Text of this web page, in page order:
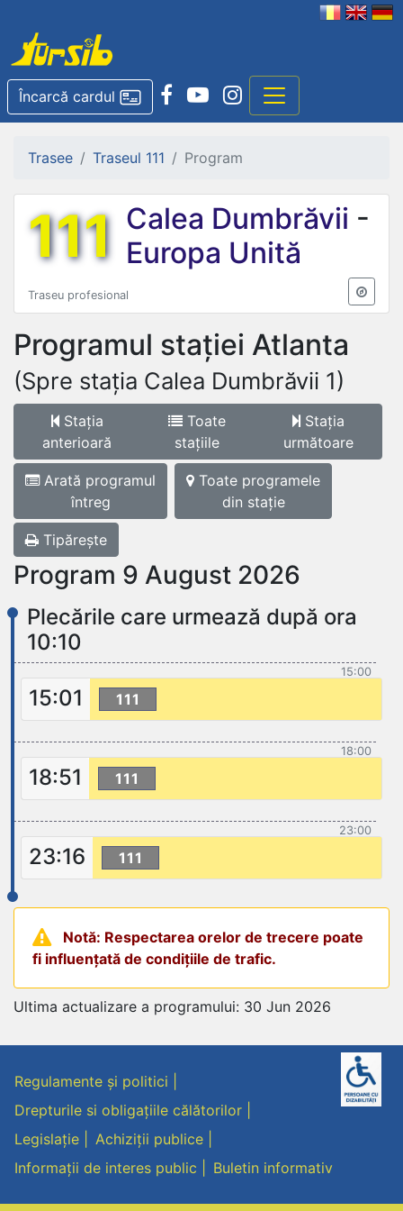
Încarcă cardul
Trasee Traseul 111 Program
111 Calea Dumbrăvii -
Europa Unită
Traseu profesional
Programul stației Atlanta
(Spre stația Calea Dumbrăvii 1)
Stația
anterioară
Toate
stațiile
Stația
următoare
Arată programul
întreg
Toate programele
din stație
Tipărește
Program 9 August 2026
Plecările care urmează după ora
10:10
15:00
15:01 111
18:00
18:51 111
23:00
23:16 111
Notă: Respectarea orelor de trecere poate
fi influențată de condițiile de trafic.
Ultima actualizare a programului: 30 Jun 2026
Regulamente și politici
Drepturile si obligațiile călătorilor
Legislație
Achiziții publice
Informații de interes public
Buletin informativ